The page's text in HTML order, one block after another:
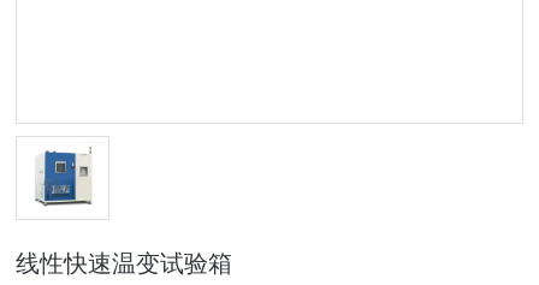
线性快速温变试验箱